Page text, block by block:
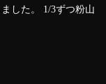
した。 1/3ずつ粉山